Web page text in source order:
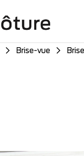
Brise-vue